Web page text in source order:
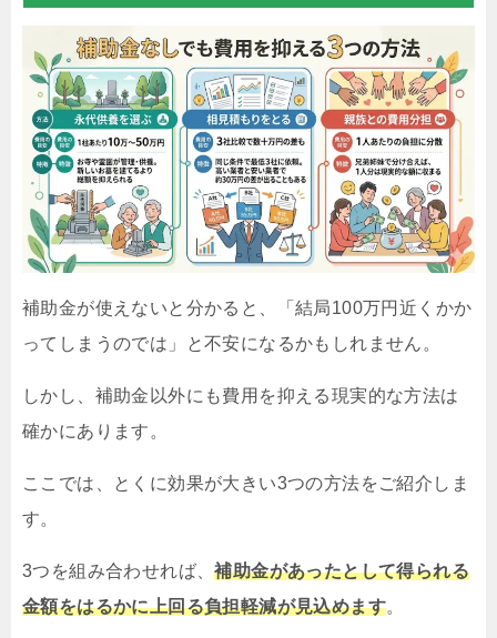
補助金が使えないと分かると、「結局100万円近くかか
ってしまうのでは」と不安になるかもしれません。
しかし、補助金以外にも費用を抑える現実的な方法は
確かにあります。
ここでは、とくに効果が大きい3つの方法をご紹介しま
す。
3つを組み合わせれば、補助金があったとして得られる
金額をはるかに上回る負担軽減が見込めます。